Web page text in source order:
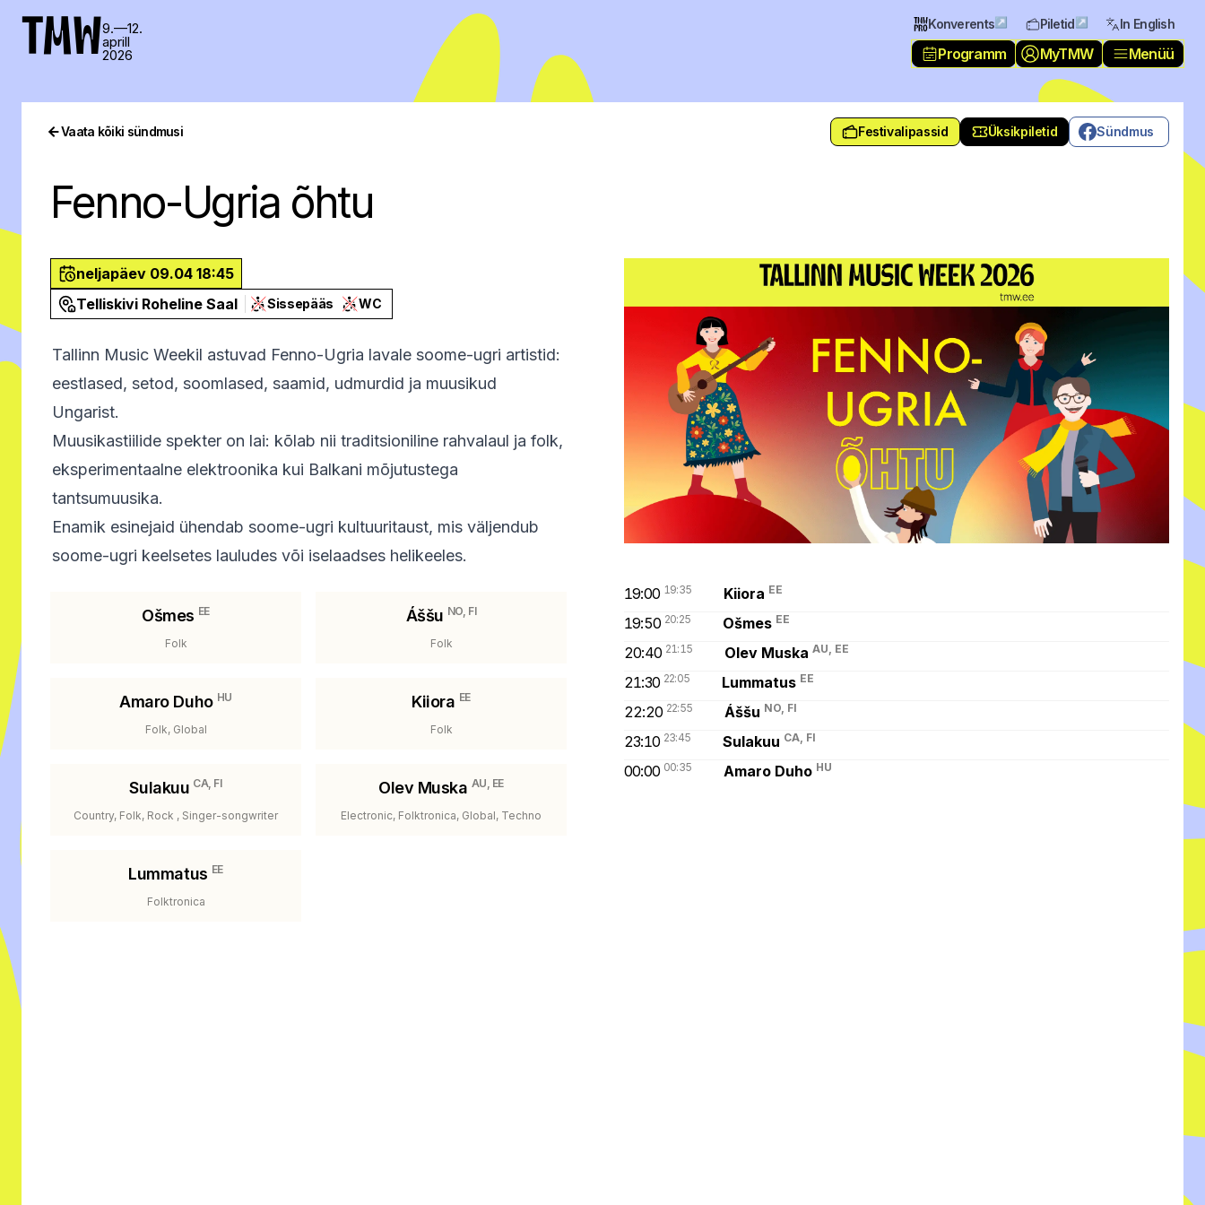
TMW9.—12.
aprill
2026
Konverents ↗ Piletid ↗ In English
Programm MyTMW Menüü
Vaata kõiki sündmusi Festivalipassid Üksikpiletid Sündmus
Fenno-Ugria õhtu
neljapäev 09.04 18:45
Telliskivi Roheline Saal
Sissepääs WC
Tallinn Music Weekil astuvad Fenno-Ugria lavale soome-ugri artistid:
eestlased, setod, soomlased, saamid, udmurdid ja muusikud
Ungarist.
Muusikastiilide spekter on lai: kõlab nii traditsioniline rahvalaul ja folk,
eksperimentaalne elektroonika kui Balkani mõjutustega
tantsumuusika.
Enamik esinejaid ühendab soome-ugri kultuuritaust, mis väljendub
soome-ugri keelsetes lauludes või iselaadses helikeeles.
Ošmes EE
Folk
Áššu NO, FI
Folk
Amaro Duho HU
Folk, Global
Kiiora EE
Folk
Sulakuu CA, FI
Country, Folk, Rock , Singer-songwriter
Olev Muska AU, EE
Electronic, Folktronica, Global, Techno
Lummatus EE
Folktronica
19:00 19:35 Kiiora EE
19:50 20:25 Ošmes EE
20:40 21:15 Olev Muska AU, EE
21:30 22:05 Lummatus EE
22:20 22:55 Áššu NO, FI
23:10 23:45 Sulakuu CA, FI
00:00 00:35 Amaro Duho HU